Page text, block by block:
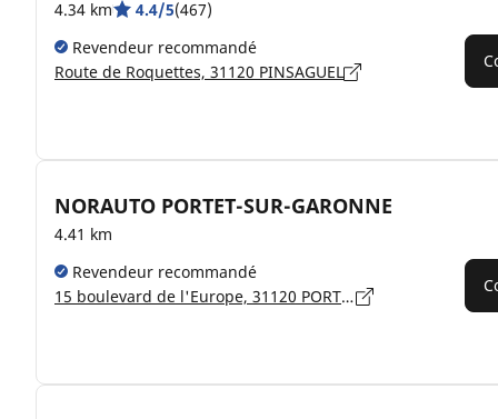
4.34 km 4.4/5(467)
Revendeur recommandé
Route de Roquettes, 31120 PINSAGUEL
NORAUTO PORTET-SUR-GARONNE
4.41 km
Revendeur recommandé
15 boulevard de l'Europe, 31120 PORTET-SUR-GARONNE